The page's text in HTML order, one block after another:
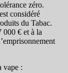
zéro.
considéré
du Tabac.
000 € et à la
vape :